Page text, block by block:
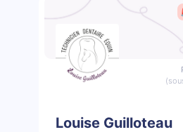
Louise Guilloteau